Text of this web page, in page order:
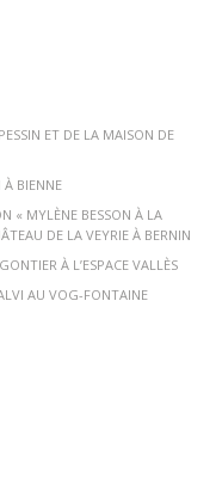
ET DE LA MAISON DE
À BIENNE
« MYLÈNE BESSON À LA
DE LA VEYRIE À BERNIN
À L’ESPACE VALLÈS
AU VOG-FONTAINE